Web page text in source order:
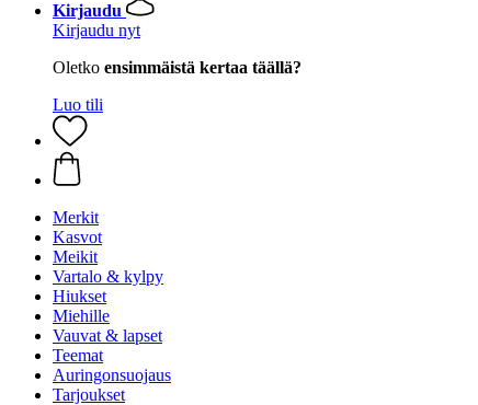
Kirjaudu
Kirjaudu nyt
Oletko ensimmäistä kertaa täällä?
Luo tili
Merkit
Kasvot
Meikit
Vartalo & kylpy
Hiukset
Miehille
Vauvat & lapset
Teemat
Auringonsuojaus
Tarjoukset